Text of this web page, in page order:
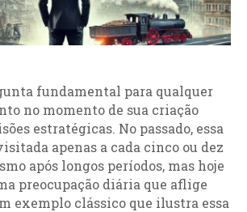
fundamental para qualquer
no momento de sua criação
estratégicas. No passado, essa
apenas a cada cinco ou dez
após longos períodos, mas hoje
preocupação diária que aflige
exemplo clássico que ilustra essa